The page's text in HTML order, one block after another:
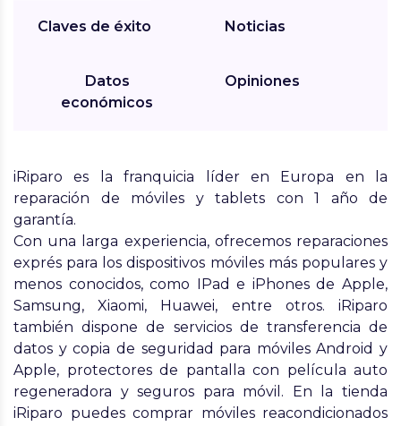
Claves de éxito
Datos
económicos
Noticias
Opiniones
iRiparoes la franquicia líder en Europa en la
reparación de móviles y tablets con 1 año de
garantía.
Con una larga experiencia, ofrecemos reparaciones
exprés para los dispositivos móviles más populares y
menos conocidos, como IPad e iPhones de Apple,
Samsung, Xiaomi, Huawei, entre otros. iRiparo
también dispone de servicios de transferencia de
datos y copia de seguridad para móviles Android y
Apple, protectores de pantalla con película auto
regeneradora y seguros para móvil. En la tienda
iRiparo puedes comprar móviles reacondicionados